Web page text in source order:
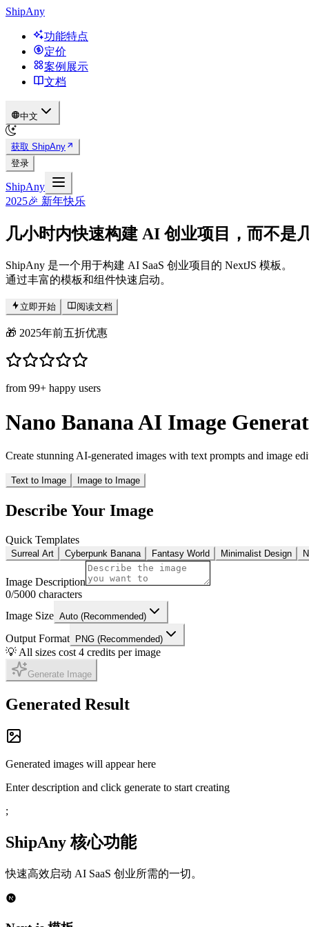
ShipAny
功能特点
定价
案例展示
文档
中文
获取 ShipAny
登录
ShipAny
2025🎉 新年快乐
几小时内快速构建 AI 创业项目，而不是
ShipAny 是一个用于构建 AI SaaS 创业项目的 NextJS 模板。
通过丰富的模板和组件快速启动。
立即开始 阅读文档
🎁 2025年前五折优惠
from 99+ happy users
Nano Banana AI Image
Create stunning AI-generated images with text prompts and image
Text to Image Image to Image
Describe Your Image
Quick Templates
Surreal Art Cyberpunk Banana Fantasy World Minimalist Design
Image Description
0/5000 characters
Image Size Auto (Recommended)
Output Format PNG (Recommended)
💡 All sizes cost 4 credits per image
Generate Image
Generated Result
Generated images will appear here
Enter description and click generate to start creating
;
ShipAny 核心功能
快速高效启动 AI SaaS 创业所需的一切。